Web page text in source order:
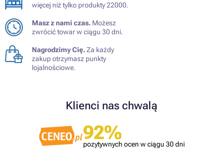
więcej niż tylko produkty 22000.
Masz z nami czas. Możesz
zwrócić towar w ciągu 30 dni.
Nagrodzimy Cię.Za każdy
zakup otrzymasz punkty
lojalnościowe.
Klienci nas chwalą
92%
pozytywnych ocen w ciągu 30 dni